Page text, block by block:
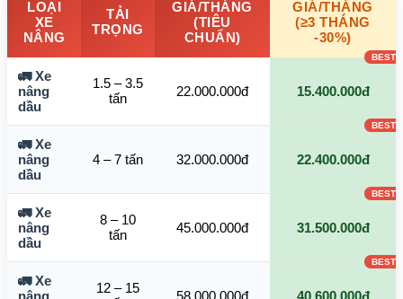
LOẠI
XE
NÂNG
TẢI
TRỌNG
GIÁ/THÁNG
(TIÊU
CHUẨN)
GIÁ/THÁNG
(≥3 THÁNG
-30%)
🚛 Xe
nâng
dầu
1.5 – 3.5
tấn
22.000.000đ 15.400.000đ
🚛 Xe
nâng
dầu
4 – 7 tấn 32.000.000đ 22.400.000đ
🚛 Xe
nâng
dầu
8 – 10
tấn
45.000.000đ 31.500.000đ
🚛 Xe
12 – 15